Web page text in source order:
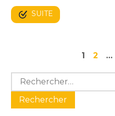
SUITE
Navigation1 2 …
Blog
sidebar
Rechercher :